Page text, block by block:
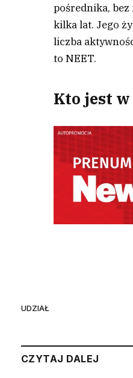
pośrednika, bez
kilka lat. Jego
liczba
to NEET.
Kto jest w
UDZIAŁ
CZYTAJ DALEJ